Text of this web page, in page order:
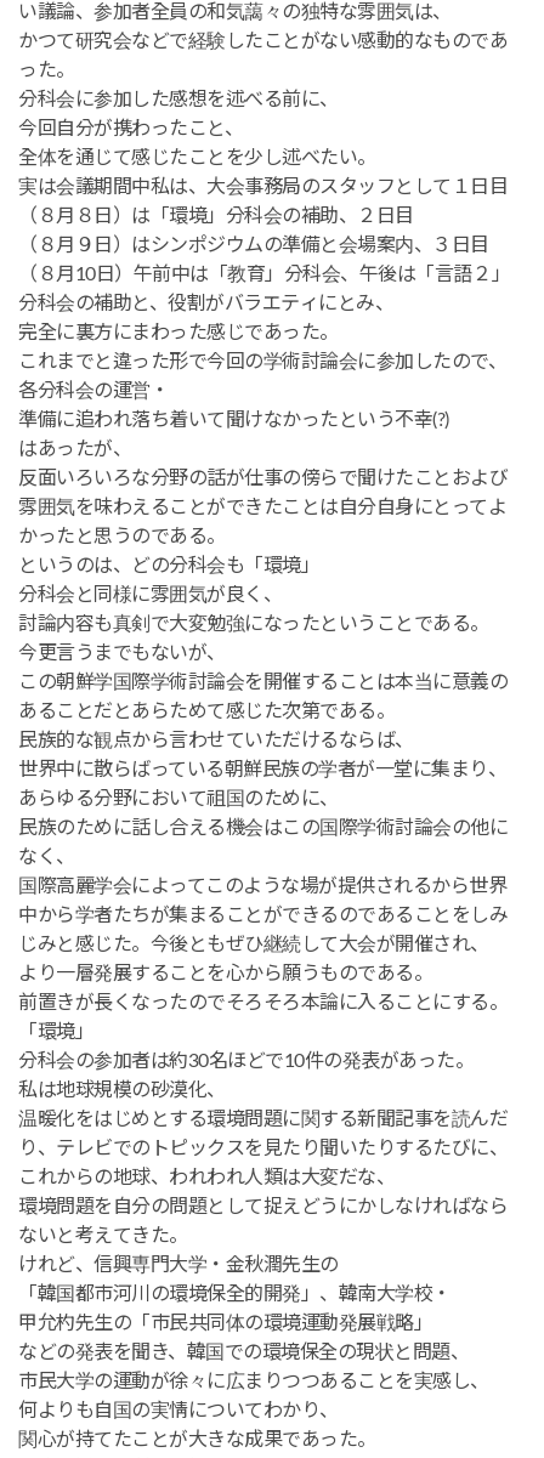
い議論、参加者全員の和気藹々の独特な雰囲気は、
かつて研究会などで経験したことがない感動的なものであ
った。
分科会に参加した感想を述べる前に、
今回自分が携わったこと、
全体を通じて感じたことを少し述べたい。
実は会議期間中私は、大会事務局のスタッフとして１日目
（８月８日）は「環境」分科会の補助、２日目
（８月９日）はシンポジウムの準備と会場案内、３日目
（８月10日）午前中は「教育」分科会、午後は「言語２」
分科会の補助と、役割がバラエティにとみ、
完全に裏方にまわった感じであった。
これまでと違った形で今回の学術討論会に参加したので、
各分科会の運営・
準備に追われ落ち着いて聞けなかったという不幸(?)
はあったが、
反面いろいろな分野の話が仕事の傍らで聞けたことおよび
雰囲気を味わえることができたことは自分自身にとってよ
かったと思うのである。
というのは、どの分科会も「環境」
分科会と同様に雰囲気が良く、
討論内容も真剣で大変勉強になったということである。
今更言うまでもないが、
この朝鮮学国際学術討論会を開催することは本当に意義の
あることだとあらためて感じた次第である。
民族的な観点から言わせていただけるならば、
世界中に散らばっている朝鮮民族の学者が一堂に集まり、
あらゆる分野において祖国のために、
民族のために話し合える機会はこの国際学術討論会の他に
なく、
国際高麗学会によってこのような場が提供されるから世界
中から学者たちが集まることができるのであることをしみ
じみと感じた。今後ともぜひ継続して大会が開催され、
より一層発展することを心から願うものである。
前置きが長くなったのでそろそろ本論に入ることにする。
「環境」
分科会の参加者は約30名ほどで10件の発表があった。
私は地球規模の砂漠化、
温暖化をはじめとする環境問題に関する新聞記事を読んだ
り、テレビでのトピックスを見たり聞いたりするたびに、
これからの地球、われわれ人類は大変だな、
環境問題を自分の問題として捉えどうにかしなければなら
ないと考えてきた。
けれど、信興専門大学・金秋潤先生の
「韓国都市河川の環境保全的開発」、韓南大学校・
甲允杓先生の「市民共同体の環境運動発展戦略」
などの発表を聞き、韓国での環境保全の現状と問題、
市民大学の運動が徐々に広まりつつあることを実感し、
何よりも自国の実情についてわかり、
関心が持てたことが大きな成果であった。